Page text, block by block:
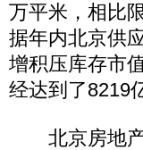
万平米，相比
据年内北京供
增积压库存市
经达到了8219
北京房地产